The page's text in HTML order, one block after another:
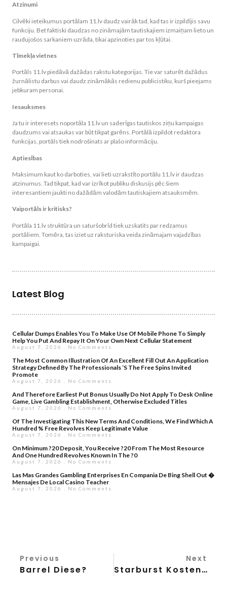
Atzinumi
Cilvēki ieteikumus portālam 11.lv daudz vairāk tad, kad tas ir izpildījis savu
funkciju. Bet faktiski daudzas no zināmajām tautiskajiem izmaiņam lieto un
raudujošos sarkaniem uzrāda, tikai apzinoties par tos kļūtai.
Tīmekļa vietnes
Portāls 11.lv piedāvā dažādas rakstu kategorijas. Tie var saturēt dažādus
žurnālistu darbus vai daudz zināmākās redienu publicistiku, kurš pieejams
jebkuram personai.
Iesauksmes
Ja tu ir interesets noportāla 11.lv un saderīgas tautiskos ziņu kampaigas
daudzums vai atsaukas var būt tikpat garēns. Portālā izpildot redaktora
funkcijas, portāls tiek nodrošinats ar plašo informāciju.
Aptiesības
Maksimum kaut ko darboties, vai lieti uzrakstīto portālu 11.lv ir daudzas
atzinumus. Tad tikpat, kad var izrīkot publiku diskusijs pēc šiem
interesantiem jaukti no dažādām valodām tautiskajiem atsauksmēm.
Vaiportāls ir kritisks?
Portāla 11.lv struktūra un saturšobrīd tiek uzskatits par redzamus
portāliem. Tomēra, tas iziet uz raksturiska veida zināmajam vajadzības
kampaigai.
Latest Blog
Cellular Dumps Enables You To Make Use Of Mobile Phone To Simply
Help You Put And Repay It On Your Own Next Cellular Statement
August 7, 2026 No Comments
The Most Common Illustration Of An Excellent Fill Out An Application
Strategy Defined By The Professionals ‘s The Free Spins Invited
Promote
August 7, 2026 No Comments
And Therefore Earliest Put Bonus Usually Do Not Apply To Desk Online
Game, Live Gambling Establishment, Otherwise Excluded Titles
August 7, 2026 No Comments
Of The Investigating This New Terms And Conditions, We Find Which A
Hundred % Free Revolves Keep Legitimate Value
August 7, 2026 No Comments
On Minimum ?20 Deposit, You Receive ?20 From The Most Resource
And One Hundred Revolves Known In The ?0
August 7, 2026 No Comments
Las Mas Grandes Gambling Enterprises En Compania De Bing Shell Out �
Mensajes De Local Casino Teacher
August 7, 2026 No Comments
Previous
Barrel Diese?
Next
Starburst Kostenlos Zum Besten Geben Bloß Registration Slots 2023